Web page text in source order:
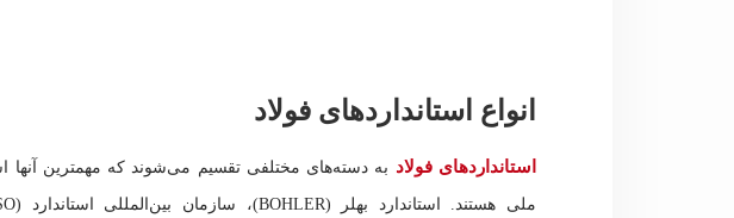
انواع استانداردهای فولاد
استانداردهای فولاد به دسته‌های مختلفی تقسیم می‌شوند که مهمترین آنها
ملی هستند. استاندارد بهلر (BOHLER)، سازمان بین‌المللی استاندارد (ISO)